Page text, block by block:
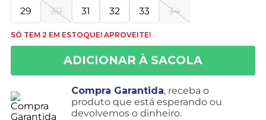
29 30 31 32 33 34
SÓ TEM 2 EM ESTOQUE! APROVEITE!
Compra Garantida, receba o
produto que está esperando ou
devolvemos o dinheiro.